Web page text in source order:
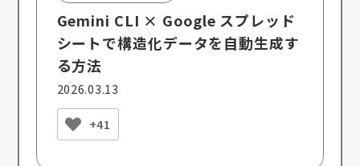
Gemini CLI × Google スプレッド
シートで構造化データを自動生成す
る方法
2026.03.13
+41